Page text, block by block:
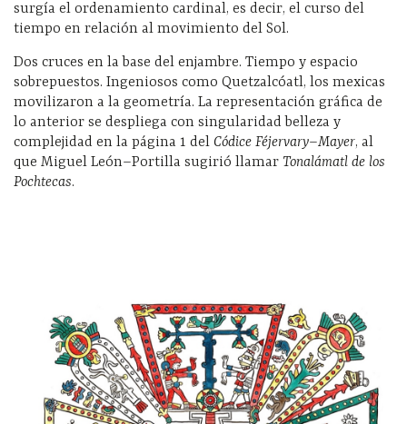
surgía el ordenamiento cardinal, es decir, el curso del
tiempo en relación al movimiento del Sol.
Dos cruces en la base del enjambre. Tiempo y espacio
sobrepuestos. Ingeniosos como Quetzalcóatl, los mexicas
movilizaron a la geometría. La representación gráfica de
lo anterior se despliega con singularidad belleza y
complejidad en la página 1 del Códice Féjervary–Mayer, al
que Miguel León–Portilla sugirió llamar Tonalámatl de los
Pochtecas.